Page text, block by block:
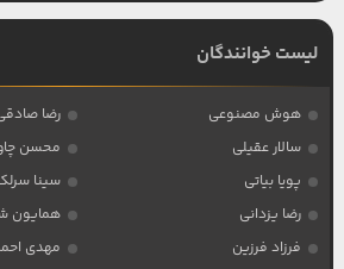
لیست خوانندگان
هوش مصنوعی
رضا
سالار عقیلی
محسن
پویا بیاتی
سینا
رضا یزدانی
همایون
فرزاد فرزین
مهدی